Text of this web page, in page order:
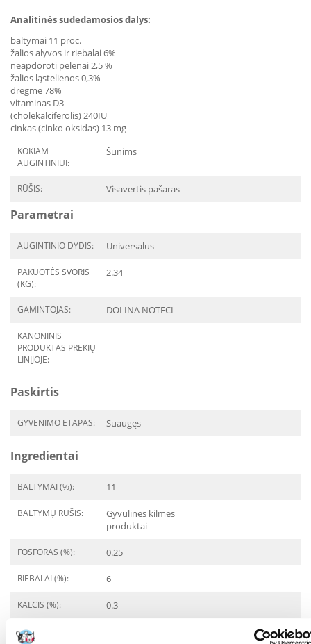
Analitinės sudedamosios dalys:
baltymai 11 proc.
žalios alyvos ir riebalai 6%
neapdoroti pelenai 2,5 %
žalios ląstelienos 0,3%
drėgmė 78%
vitaminas D3
(cholekalciferolis) 240IU
cinkas (cinko oksidas) 13 mg
KOKIAM
AUGINTINIUI:
Šunims
RŪŠIS: Visavertis pašaras
Parametrai
AUGINTINIO DYDIS: Universalus
PAKUOTĖS SVORIS
(KG):
2.34
GAMINTOJAS: DOLINA NOTECI
KANONINIS
PRODUKTAS PREKIŲ
LINIJOJE:
Paskirtis
GYVENIMO ETAPAS: Suaugęs
Ingredientai
BALTYMAI (%): 11
BALTYMŲ RŪŠIS:
Gyvulinės kilmės
produktai
FOSFORAS (%): 0.25
RIEBALAI (%): 6
KALCIS (%): 0.3
Kokios yra prekių vertinimo taisyklės?